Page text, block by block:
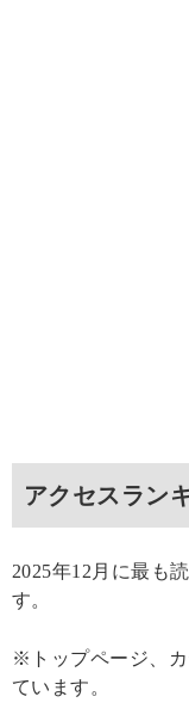
アクセスラン
2025年12月に最も
す。
※トップページ、
ています。